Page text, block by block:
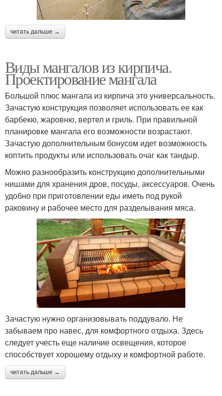
читать дальше →
Виды мангалов из кирпича.
Проектирование мангала
Большой плюс мангала из кирпича это универсальность.
Зачастую конструкция позволяет использовать ее как
барбекю, жаровню, вертел и гриль. При правильной
планировке мангала его возможности возрастают.
Зачастую дополнительным бонусом идет возможность
коптить продукты или использовать очаг как тандыр.
Можно разнообразить конструкцию дополнительными
нишами для хранения дров, посуды, аксессуаров. Очень
удобно при приготовлении еды иметь под рукой
раковину и рабочее место для разделывания мяса.
Зачастую нужно организовывать поддувало. Не
забываем про навес, для комфортного отдыха. Здесь
следует учесть еще наличие освещения, которое
способствует хорошему отдыху и комфортной работе.
читать дальше →